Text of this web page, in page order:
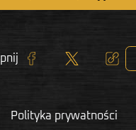
Polityka prywatności